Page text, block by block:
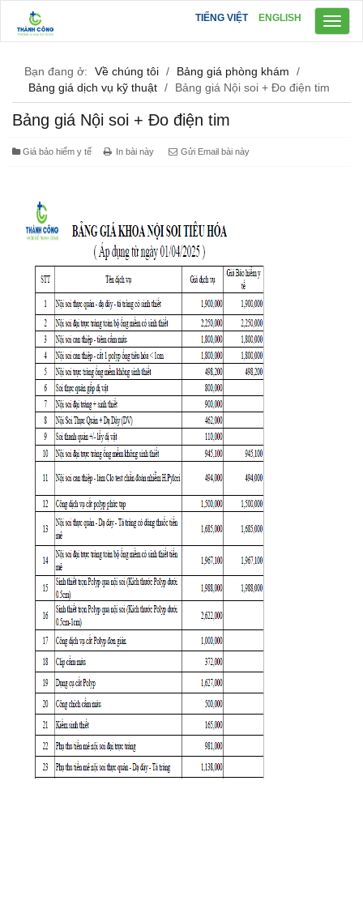
TIẾNG VIỆT ENGLISH
Bạn đang ở: Về chúng tôi / Bảng giá phòng khám
/
Bảng giá dịch vụ kỹ thuật / Bảng giá Nội soi + Đo điện tim
Bảng giá Nội soi + Đo điện tim
Giá bảo hiểm y tế In bài này Gửi Email bài này